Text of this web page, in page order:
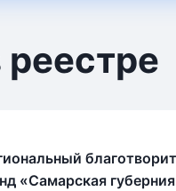
реестре
«Самарская